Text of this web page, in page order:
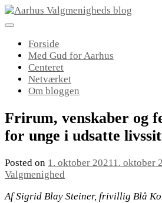
Skip
to
Forside
Med Gud for Aarhus
Centeret
Netværket
Om bloggen
Frirum, venskaber og
for unge i udsatte
Posted on 1. oktober 20211. oktober
Valgmenighed
Af Sigrid Blay Steiner, frivillig Blå